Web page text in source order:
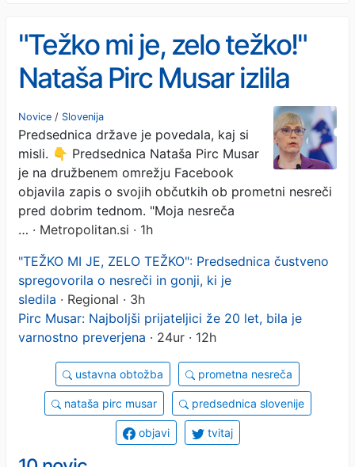
"Težko mi je, zelo težko!"
Nataša Pirc Musar izlila
čustva po nesreči, ki je
razburila javnost
Novice / Slovenija
Predsednica države je povedala, kaj si
misli. 👇 Predsednica Nataša Pirc Musar
je na družbenem omrežju Facebook
objavila zapis o svojih občutkih ob prometni nesreči
pred dobrim tednom. "Moja nesreča
… · Metropolitan.si · 1h
"TEŽKO MI JE, ZELO TEŽKO": Predsednica čustveno
spregovorila o nesreči in gonji, ki je
sledila · Regional · 3h
Pirc Musar: Najboljši prijateljici že 20 let, bila je
varnostno preverjena · 24ur · 12h
ustavna obtožba prometna nesreča
nataša pirc musar predsednica slovenije
objavi tvitaj